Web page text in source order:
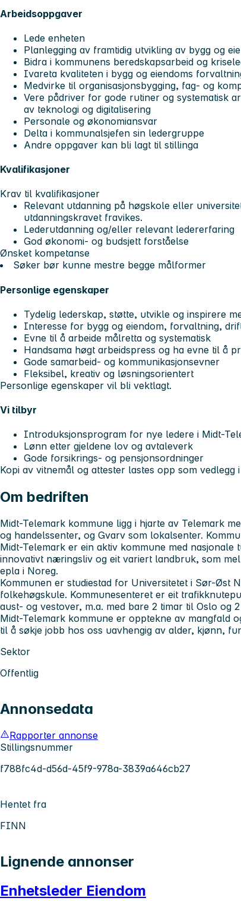
Arbeidsoppgaver
Lede enheten
Planlegging av framtidig utvikling av bygg og
Bidra i kommunens beredskapsarbeid og
Ivareta kvaliteten i bygg og eiendoms
Medvirke til organisasjonsbygging, fag- og
Vere pådriver for gode rutiner og systematisk
av teknologi og digitalisering
Personale og økonomiansvar
Delta i kommunalsjefen sin ledergruppe
Andre oppgaver kan bli lagt til stillinga
Kvalifikasjoner
Krav til kvalifikasjoner
Relevant utdanning på høgskole eller
utdanningskravet fravikes.
Lederutdanning og/eller relevant ledererfaring
God økonomi- og budsjett forståelse
Ønsket kompetanse
Søker bør kunne mestre begge målformer
Personlige egenskaper
Tydelig lederskap, støtte, utvikle og inspirere
Interesse for bygg og eiendom, forvaltning,
Evne til å arbeide målretta og systematisk
Handsama høgt arbeidspress og ha evne til å
Gode samarbeid- og kommunikasjonsevner
Fleksibel, kreativ og løsningsorientert
Personlige egenskaper vil bli vektlagt.
Vi tilbyr
Introduksjonsprogram for nye ledere i Midt-
Lønn etter gjeldene lov og avtaleverk
Gode forsikrings- og pensjonsordninger
Kopi av vitnemål og attester lastes opp som vedlegg
Om bedriften
Midt-Telemark kommune ligg i hjarte av Telemark
og handelssenter, og Gvarv som lokalsenter.
Midt-Telemark er ein aktiv kommune med
innovativt næringsliv og eit variert landbruk, som
epla i Noreg.
Kommunen er studiestad for Universitetet i Sør-Øst
folkehøgskule. Kommunesenteret er eit
aust- og vestover, m.a. med bare 2 timar til Oslo og
Midt-Telemark kommune er opptekne av mangfald
til å søkje jobb hos oss uavhengig av alder, kjønn,
Sektor
Offentlig
Annonsedata
Rapporter annonse
Stillingsnummer
f788fc4d-d56d-45f9-978a-3839a646cb27
Hentet fra
FINN
Lignende annonser
Enhetsleder Eiendom